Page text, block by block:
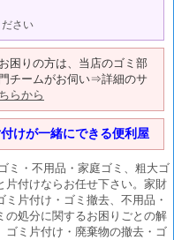
さい
困りの方は、当店のゴミ部
チームがお伺い⇒詳細のサ
らから
けが一緒にできる便利屋
ミ・不用品・家庭ゴミ、粗大ゴ
片付けならお任せ下さい。家財
片付け・ゴミ撤去、不用品・
の処分に関するお困りごとの解
ゴミ片付け・廃棄物の撤去・ゴ